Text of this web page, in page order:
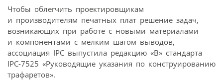
Чтобы облегчить проектировщикам
и производителям печатных плат решение задач,
возникающих при работе с новыми материалами
и компонентами с мелким шагом выводов,
ассоциация IPC выпустила редакцию «В» стандарта
IPC-7525 «Руководящие указания по конструированию
трафаретов».